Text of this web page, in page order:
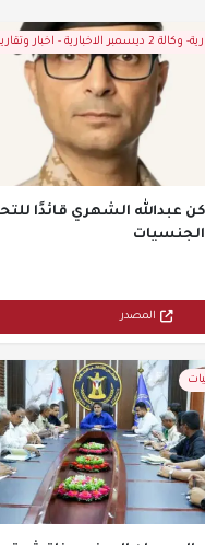
عبدالله الشهري قائدًا
الجنسيات
المصدر